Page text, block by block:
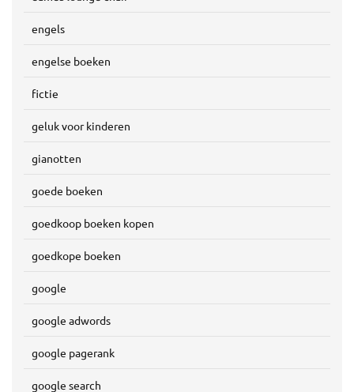
engels
engelse boeken
fictie
geluk voor kinderen
gianotten
goede boeken
goedkoop boeken kopen
goedkope boeken
google
google adwords
google pagerank
google search